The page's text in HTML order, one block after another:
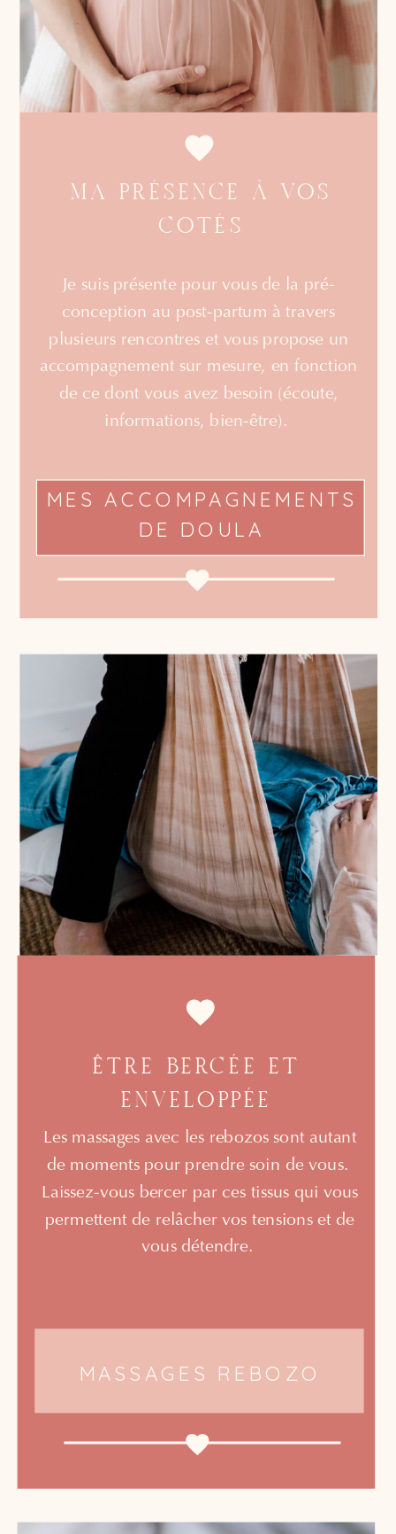
Je suis présente pour vous de la pré-
conception au post-partum à travers
plusieurs rencontres et vous propose un
accompagnement sur mesure, en fonction
de ce dont vous avez besoin (écoute,
informations, bien-être).
MA PRÉSENCE À VOS
COTÉS
MES ACCOMPAGNEMENTS
DE DOULA
ÊTRE BERCÉE ET
ENVELOPPÉE
Les massages avec les rebozos sont autant
de moments pour prendre soin de vous.
Laissez-vous bercer par ces tissus qui vous
permettent de relâcher vos tensions et de
vous détendre.
MASSAGES REBOZO